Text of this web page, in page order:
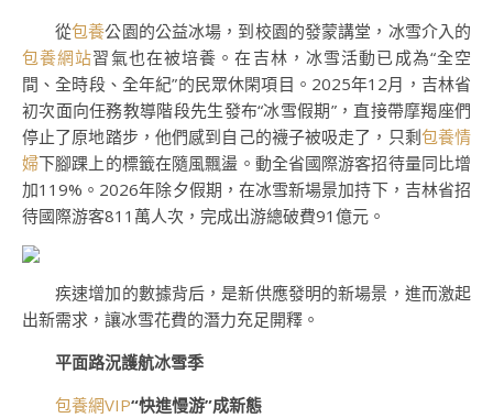
從包養公園的公益冰場，到校園的發蒙講堂，冰雪介入的
包養網站習氣也在被培養。在吉林，冰雪活動已成為“全空
間、全時段、全年紀”的民眾休閑項目。2025年12月，吉林省
初次面向任務教導階段先生發布“冰雪假期”，直接帶摩羯座們
停止了原地踏步，他們感到自己的襪子被吸走了，只剩包養情
婦下腳踝上的標籤在隨風飄盪。動全省國際游客招待量同比增
加119%。2026年除夕假期，在冰雪新場景加持下，吉林省招
待國際游客811萬人次，完成出游總破費91億元。
疾速增加的數據背后，是新供應發明的新場景，進而激起
出新需求，讓冰雪花費的潛力充足開釋。
平面路況護航冰雪季
包養網VIP“快進慢游”成新態